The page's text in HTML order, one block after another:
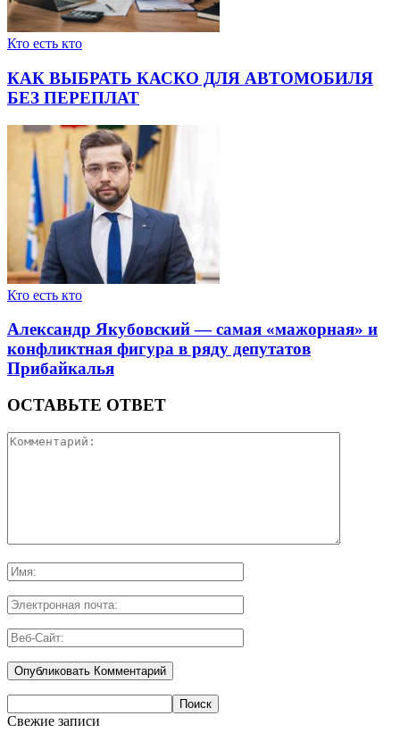
Кто есть кто
КАК ВЫБРАТЬ КАСКО ДЛЯ АВТОМОБИЛЯ
БЕЗ ПЕРЕПЛАТ
Кто есть кто
Александр Якубовский — самая «мажорная» и
конфликтная фигура в ряду депутатов
Прибайкалья
ОСТАВЬТЕ ОТВЕТ
Свежие записи